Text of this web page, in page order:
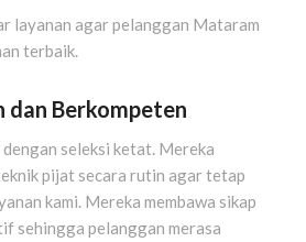
layanan agar pelanggan Mataram
terbaik.
dan Berkompeten
seleksi ketat. Mereka
pijat secara rutin agar tetap
kami. Mereka membawa sikap
sehingga pelanggan merasa